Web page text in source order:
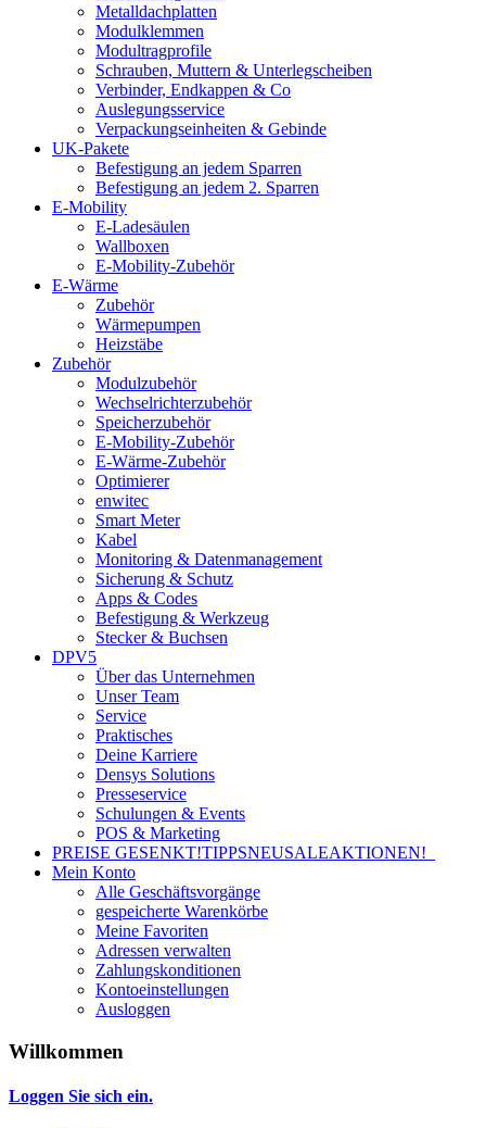
Metalldachplatten
Modulklemmen
Modultragprofile
Schrauben, Muttern & Unterlegscheiben
Verbinder, Endkappen & Co
Auslegungsservice
Verpackungseinheiten & Gebinde
UK-Pakete
Befestigung an jedem Sparren
Befestigung an jedem 2. Sparren
E-Mobility
E-Ladesäulen
Wallboxen
E-Mobility-Zubehör
E-Wärme
Zubehör
Wärmepumpen
Heizstäbe
Zubehör
Modulzubehör
Wechselrichterzubehör
Speicherzubehör
E-Mobility-Zubehör
E-Wärme-Zubehör
Optimierer
enwitec
Smart Meter
Kabel
Monitoring & Datenmanagement
Sicherung & Schutz
Apps & Codes
Befestigung & Werkzeug
Stecker & Buchsen
DPV5
Über das Unternehmen
Unser Team
Service
Praktisches
Deine Karriere
Densys Solutions
Presseservice
Schulungen & Events
POS & Marketing
PREISE GESENKT!TIPPSNEUSALEAKTIONEN!
Mein Konto
Alle Geschäftsvorgänge
gespeicherte Warenkörbe
Meine Favoriten
Adressen verwalten
Zahlungskonditionen
Kontoeinstellungen
Ausloggen
Willkommen
Loggen Sie sich ein.